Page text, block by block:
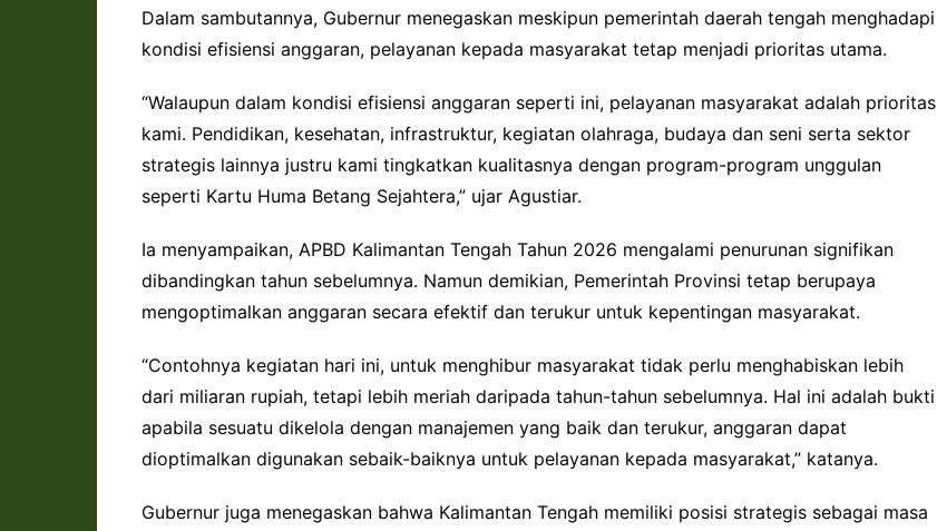
Dalam sambutannya, Gubernur menegaskan meskipun pemerintah daerah tengah menghadapi
kondisi efisiensi anggaran, pelayanan kepada masyarakat tetap menjadi prioritas utama.
“Walaupun dalam kondisi efisiensi anggaran seperti ini, pelayanan masyarakat adalah prioritas
kami. Pendidikan, kesehatan, infrastruktur, kegiatan olahraga, budaya dan seni serta sektor
strategis lainnya justru kami tingkatkan kualitasnya dengan program-program unggulan
seperti Kartu Huma Betang Sejahtera,” ujar Agustiar.
Ia menyampaikan, APBD Kalimantan Tengah Tahun 2026 mengalami penurunan signifikan
dibandingkan tahun sebelumnya. Namun demikian, Pemerintah Provinsi tetap berupaya
mengoptimalkan anggaran secara efektif dan terukur untuk kepentingan masyarakat.
“Contohnya kegiatan hari ini, untuk menghibur masyarakat tidak perlu menghabiskan lebih
dari miliaran rupiah, tetapi lebih meriah daripada tahun-tahun sebelumnya. Hal ini adalah bukti
apabila sesuatu dikelola dengan manajemen yang baik dan terukur, anggaran dapat
dioptimalkan digunakan sebaik-baiknya untuk pelayanan kepada masyarakat,” katanya.
Gubernur juga menegaskan bahwa Kalimantan Tengah memiliki posisi strategis sebagai masa